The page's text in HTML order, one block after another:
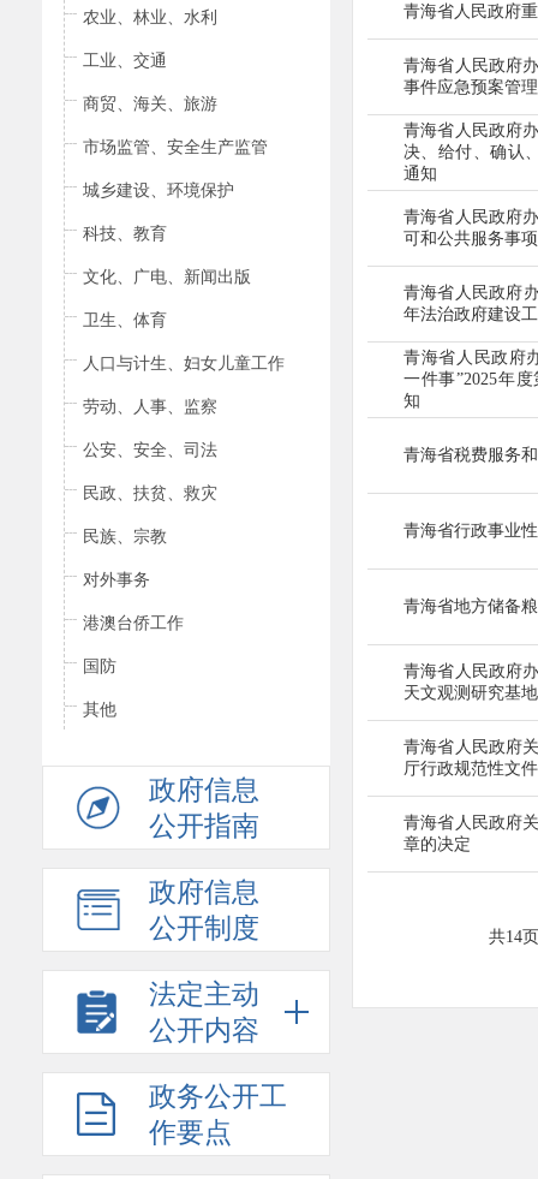
农业、林业、水利
工业、交通
商贸、海关、旅游
市场监管、安全生产监管
城乡建设、环境保护
科技、教育
文化、广电、新闻出版
卫生、体育
人口与计生、妇女儿童工作
劳动、人事、监察
公安、安全、司法
民政、扶贫、救灾
民族、宗教
对外事务
港澳台侨工作
国防
其他
政府信息
公开指南
政府信息
公开制度
法定主动
公开内容
政务公开工
作要点
青海省人民政府
青海省人民政府
事件应急预案管
青海省人民政府
决、给付、确认
通知
青海省人民政府
可和公共服务事
青海省人民政府
年法治政府建设
青海省人民政府
一件事”2025年度
知
青海省税费服务
青海省行政事业
青海省地方储备
青海省人民政府
天文观测 研究基
青海省人民政府
厅行政规范性文
青海省人民政府
章的决定
共14页